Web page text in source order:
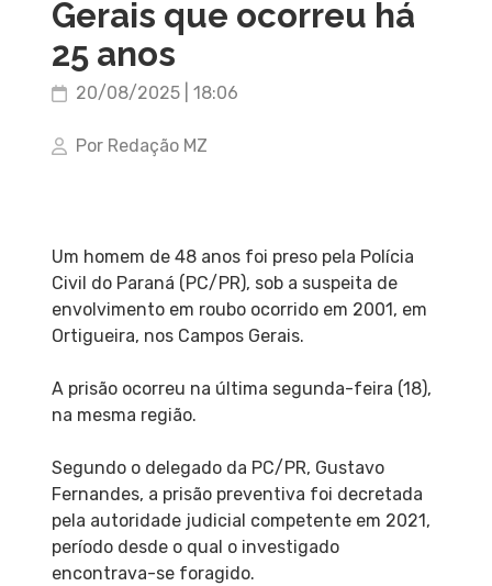
Gerais que ocorreu há
25 anos
20/08/2025 | 18:06
Por Redação MZ
Um homem de 48 anos foi preso pela Polícia
Civil do Paraná (PC/PR), sob a suspeita de
envolvimento em roubo ocorrido em 2001, em
Ortigueira, nos Campos Gerais.
A prisão ocorreu na última segunda-feira (18),
na mesma região.
Segundo o delegado da PC/PR, Gustavo
Fernandes, a prisão preventiva foi decretada
pela autoridade judicial competente em 2021,
período desde o qual o investigado
encontrava-se foragido.